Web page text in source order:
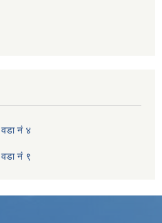
वडा नं ४
वडा नं ९